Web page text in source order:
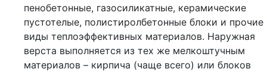
пенобетонные, газосиликатные, керамические
пустотелые, полистиролбетонные блоки и прочие
виды теплоэффективных материалов. Наружная
верста выполняется из тех же мелкоштучным
материалов – кирпича (чаще всего) или блоков